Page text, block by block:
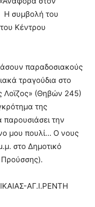
Η συμβολή του
Κέντρου
παραδοσιακούς
τραγούδια στο
Λοϊζος» (Θηβών 245)
της
την
μου πουλί… Ο νους
στο Δημοτικό
Προύσσης).
ΑΓ.Ι.ΡΕΝΤΗ